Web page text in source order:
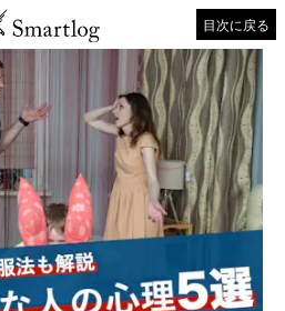
目次に戻る